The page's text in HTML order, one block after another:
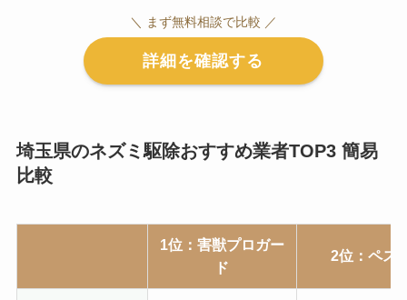
＼ まず無料相談で比較 ／
詳細を確認する
埼玉県のネズミ駆除おすすめ業者TOP3 簡易
比較
1位：害獣プロガー
ド
2位：ペス